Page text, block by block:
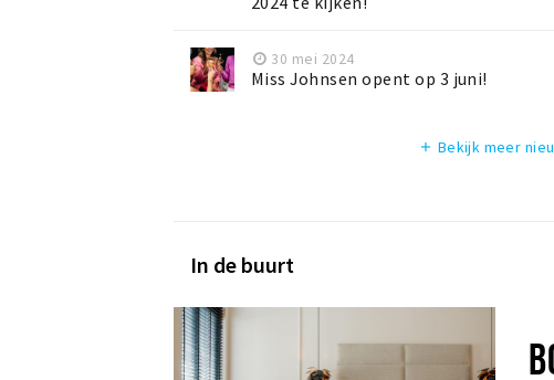
30 mei 2024
Miss Johnsen opent op 3 juni!
add Bekijk meer
In de buurt